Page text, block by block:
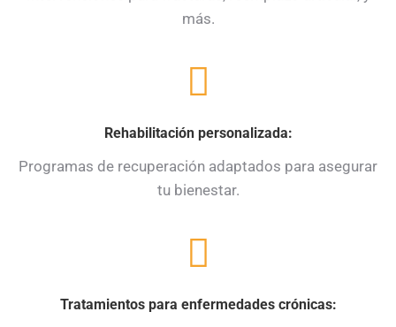
más.
Rehabilitación personalizada:
Programas de recuperación adaptados para asegurar
tu bienestar.
Tratamientos para enfermedades crónicas: